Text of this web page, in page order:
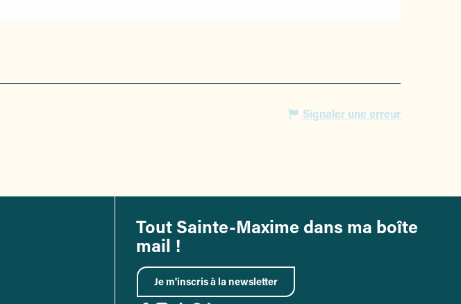
Signaler une erreur
Tout Sainte-Maxime dans ma boîte
mail !
Je m'inscris à la newsletter